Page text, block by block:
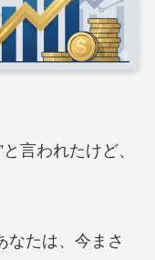
言われたけど、
なたは、今まさ